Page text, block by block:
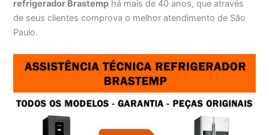
refrigerador Brastemp há mais de 40 anos, que através
de seus clientes comprova o melhor atendimento de São
Paulo.